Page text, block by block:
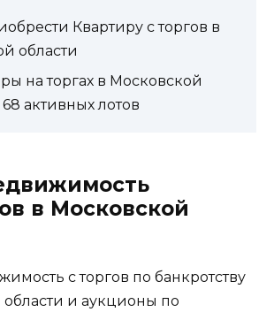
Квартиру с торгов в
области
на торгах в Московской
активных лотов
в Московской
с торгов по банкротству
и аукционы по